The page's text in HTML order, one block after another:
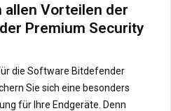
allen Vorteilen der
Premium Security
die Software Bitdefender
Sie sich eine besonders
für Ihre Endgeräte. Denn